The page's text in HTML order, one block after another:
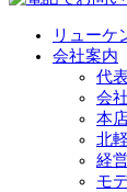
リューケ
会社案内
代
会
本
北
経
モ